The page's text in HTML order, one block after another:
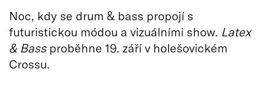
Noc, kdy se drum & bass propojí s
futuristickou módou a vizuálními show. Latex
& Bassproběhne 19. září v holešovickém
Crossu.